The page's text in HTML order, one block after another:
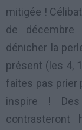
mitigée !
de décembre
dénicher la
présent (les 4,
faites pas prier
inspire !
contrasteront